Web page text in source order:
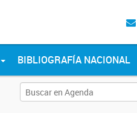
BIBLIOGRAFÍA NACIONAL